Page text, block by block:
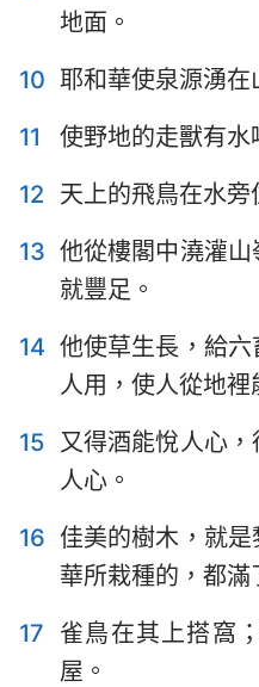
8
地面。
10 耶和華使泉源湧在
11
使野地的走獸有水
12
天上的飛鳥在水旁
13 他從樓閣中澆灌
就豐足。
14 他使草生長，給
人用，使人從地裡
15 又得酒能悅人心
人心。
16 佳美的樹木，就
華所栽種的，都滿
17
雀鳥在其上搭窩
屋。